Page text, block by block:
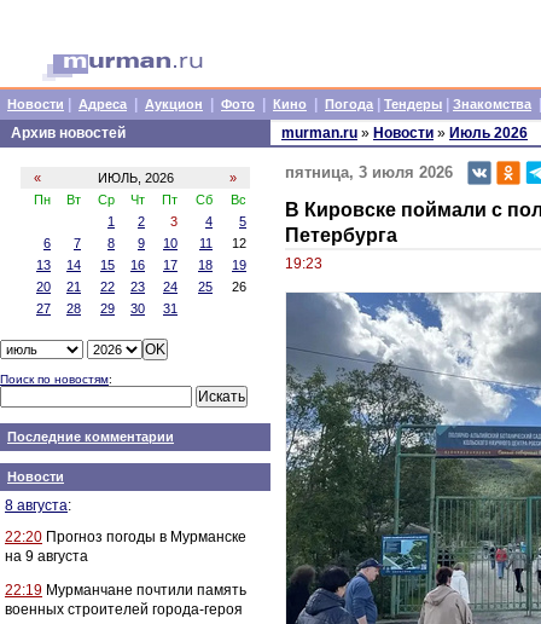
Новости Адреса Аукцион Фото Кино Погода Тендеры Знакомства
Архив новостей
« ИЮЛЬ, 2026
»
Пн
Вт Ср Чт Пт Сб
Вс
1
2 3 4
5
6
7 8 9 10 11
12
13
14 15 16 17 18
19
20
21 22 23 24 25
26
27
28 29 30 31
Поиск по новостям:
Последние комментарии
Новости
8 августа:
22:20 Прогноз погоды в Мурманске
на 9 августа
22:19 Мурманчане почтили память
военных строителей города-героя
murman.ru » Новости » Июль 2026
пятница, 3 июля 2026
В Кировске поймали с
Петербурга
19:23